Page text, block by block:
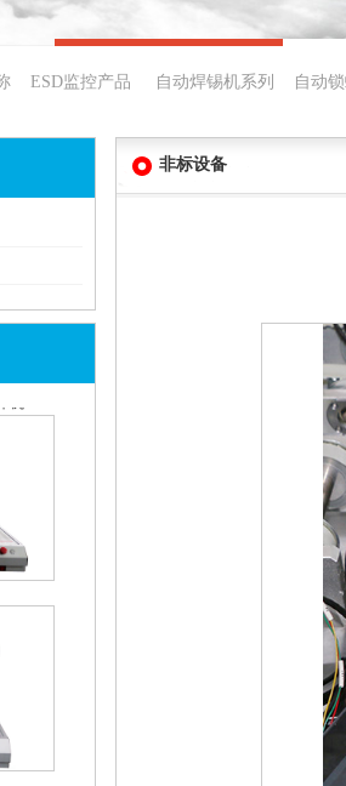
ESD监控产品 自动焊锡机系列 自动锁
机
非标设备